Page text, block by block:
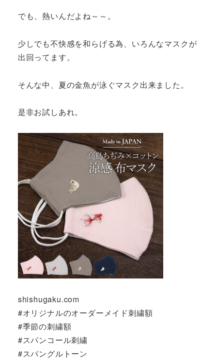
でも、熱いんだよね～～。
少しでも不快感を和らげる為、いろんなマスクが
出回ってます。
そんな中、夏の金魚が泳ぐマスク出来ました。
是非お試しあれ。
shishugaku.com
#オリジナルのオーダーメイド刺繍額
#季節の刺繍額
#スパンコール刺繍
#スパングルトーン